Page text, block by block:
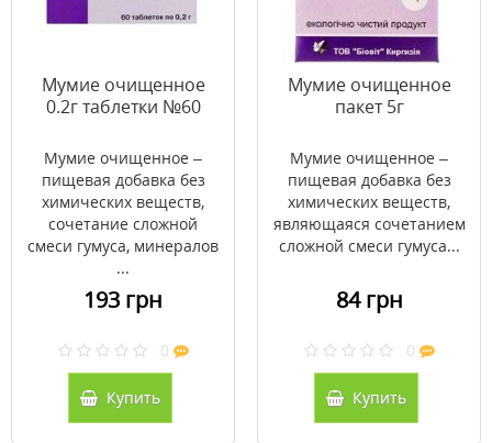
Мумие очищенное
0.2г таблетки №60
Мумие очищенное –
пищевая добавка без
химических веществ,
сочетание сложной
смеси гумуса, минералов
...
193 грн
0
Купить
Мумие очищенное
пакет 5г
Мумие очищенное –
пищевая добавка без
химических веществ,
являющаяся сочетанием
сложной смеси гумуса...
84 грн
0
Купить